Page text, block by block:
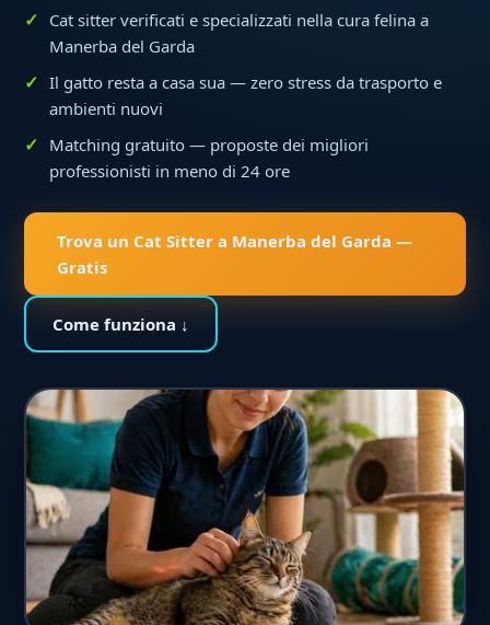
Cat sitter verificati e specializzati nella cura felina a
Manerba del Garda
Il gatto resta a casa sua — zero stress da trasporto e
ambienti nuovi
Matching gratuito — proposte dei migliori
professionisti in meno di 24 ore
Trova un Cat Sitter a Manerba del Garda —
Gratis
Come funziona ↓